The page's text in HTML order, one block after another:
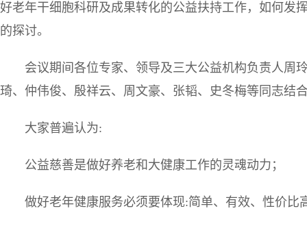
好老年干细胞科研及成果转化的公益扶持工作，如何发
的探讨。
会议期间各位专家、领导及三大公益机构负责人周
琦、仲伟俊、殷祥云、周文豪、张韬、史冬梅等同志结
大家普遍认为:
公益慈善是做好养老和大健康工作的灵魂动力；
做好老年健康服务必须要体现:简单、有效、性价比